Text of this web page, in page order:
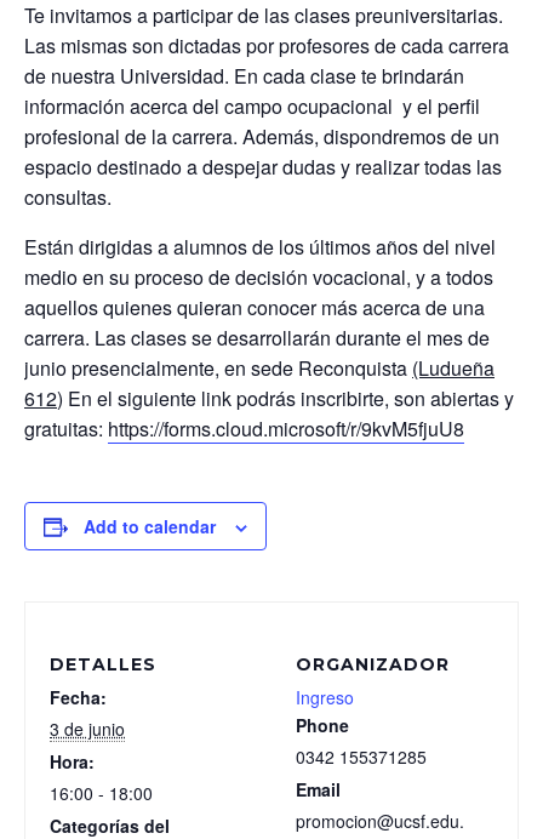
Te invitamos a participar de las clases preuniversitarias.
Las mismas son dictadas por profesores de cada carrera
de nuestra Universidad. En cada clase te brindarán
información acerca del campo ocupacional y el perfil
profesional de la carrera. Además, dispondremos de un
espacio destinado a despejar dudas y realizar todas las
consultas.
Están dirigidas a alumnos de los últimos años del nivel
medio en su proceso de decisión vocacional, y a todos
aquellos quienes quieran conocer más acerca de una
carrera. Las clases se desarrollarán durante el mes de
junio presencialmente, en sede Reconquista (Ludueña
612) En el siguiente link podrás inscribirte, son abiertas y
gratuitas: https://forms.cloud.microsoft/r/9kvM5fjuU8
Add to calendar
DETALLES
Fecha:
3 de junio
Hora:
16:00 - 18:00
Categorías del
ORGANIZADOR
Ingreso
Phone
0342 155371285
Email
promocion@ucsf.edu.